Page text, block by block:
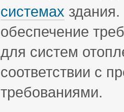
системах
обеспечение
для систем
соответствии с
требованиями.